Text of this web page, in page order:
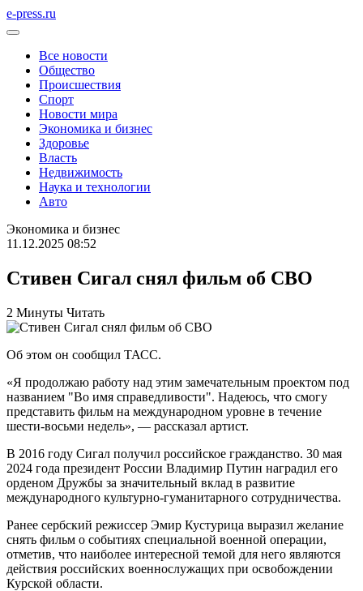
e-press.ru
Все новости
Общество
Происшествия
Спорт
Новости мира
Экономика и бизнес
Здоровье
Власть
Недвижимость
Наука и технологии
Авто
Экономика и бизнес
11.12.2025 08:52
Стивен Сигал снял фильм об СВО
2 Минуты Читать
Об этом он сообщил ТАСС.
«Я продолжаю работу над этим замечательным проектом под
названием "Во имя справедливости". Надеюсь, что смогу
представить фильм на международном уровне в течение
шести-восьми недель», — рассказал артист.
В 2016 году Сигал получил российское гражданство. 30 мая
2024 года президент России Владимир Путин наградил его
орденом Дружбы за значительный вклад в развитие
международного культурно-гуманитарного сотрудничества.
Ранее сербский режиссер Эмир Кустурица выразил желание
снять фильм о событиях специальной военной операции,
отметив, что наиболее интересной темой для него являются
действия российских военнослужащих при освобождении
Курской области.